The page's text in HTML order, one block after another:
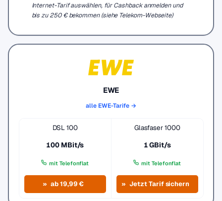
Internet-Tarif auswählen, für Cashback anmelden und
bis zu 250 € bekommen (siehe Telekom-Webseite)
EWE
alle EWE-Tarife →
DSL 100
100 MBit/s
mit Telefonflat
ab 19,99 €
Glasfaser 1000
1 GBit/s
mit Telefonflat
Jetzt Tarif sichern